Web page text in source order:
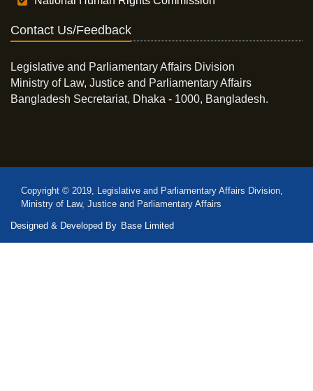
Contact Us/Feedback
Legislative and Parliamentary Affairs Division
Ministry of Law, Justice and Parliamentary Affairs
Bangladesh Secretariat, Dhaka - 1000, Bangladesh.
Copyright © 2019, Legislative and Parliamentary Affairs Division,
Ministry of Law, Justice and Parliamentary Affairs
Designed & Developed By Base Limited